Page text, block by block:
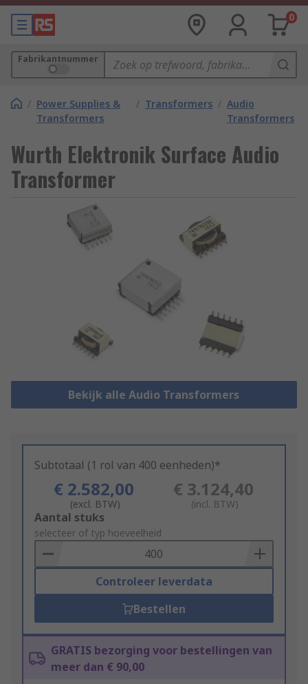
0
Fabrikantnummer
/ Power Supplies &
Transformers
/ Transformers / Audio
Transformers
Wurth Elektronik Surface Audio
Transformer
Bekijk alle Audio Transformers
Subtotaal (1 rol van 400 eenheden)*
€ 2.582,00
(excl. BTW)
€ 3.124,40
(incl. BTW)
Add
to
Basket
Aantal stuks
selecteer of typ hoeveelheid
Controleer leverdata
Bestellen
GRATIS bezorging voor bestellingen van
meer dan € 90,00